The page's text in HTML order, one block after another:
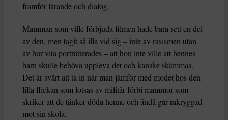
framför lärande och dialog.
Mamman som ville förbjuda filmen hade bara sett en del
av den, men tagit så illa vid sig – inte av rasismen utan
av hur vita porträtterades – att hon inte ville att hennes
barn skulle behöva uppleva det och kanske skämmas.
Det är svårt att ta in när man jämför med modet hos den
lilla flickan som lotsas av militär förbi mammor som
skriker att de tänker döda henne och ändå går rakryggad
mot sin skola.